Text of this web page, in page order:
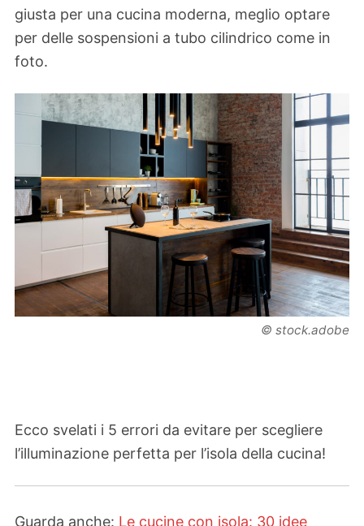
giusta per una cucina moderna, meglio optare
per delle sospensioni a tubo cilindrico come in
foto.
© stock.adobe
Ecco svelati i 5 errori da evitare per scegliere
l’illuminazione perfetta per l’isola della cucina!
Guarda anche: Le cucine con isola: 30 idee